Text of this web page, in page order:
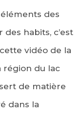
des
habits, c’est
vidéo de la
région du lac
de matière
dans la